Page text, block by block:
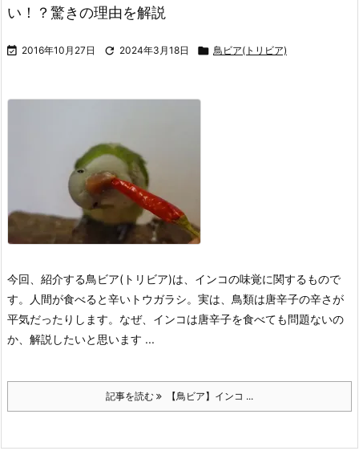
い！？驚きの理由を解説
 2016年10月27日  2024年3月18日  鳥ビア(トリビア)
今回、紹介する鳥ビア(トリビア)は、インコの味覚に関するもので
す。
人間が食べると辛いトウガラシ。実は、鳥類は唐辛子の辛さが
平気だったりします。 なぜ、インコは唐辛子を食べても問題ないの
か、解説したいと思います ...
記事を読む 【鳥ビア】インコ ...